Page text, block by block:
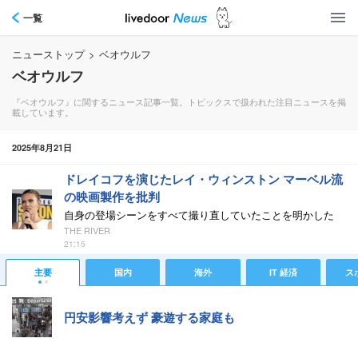
一覧
ニューストップ > ベオウルフ
ベオウルフ
『ベオウルフ』に関するニュース記事一覧。トピックスで扱われた注目ニュースを掲
載しています。
2025年8月21日
ドレイコフを演じたレイ・ウィンストン マーベル流
の映画製作を批判
自身の登場シーンをすべて撮り直していたことを明かした
THE RIVER
21:15
主要 国内 海外 IT 経済 ス
円安影響考えず 豪遊する家庭も